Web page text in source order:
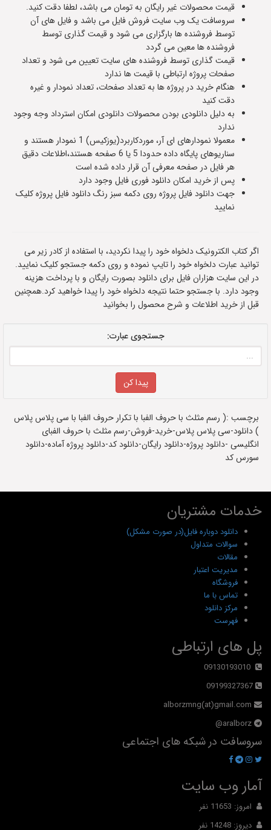
قیمت محصولات غیر رایگان به تومان می باشد، لطفا دقت کنید.
سروسافت یک وب سایت فروش فایل می باشد و فایل های آن
توسط فروشنده ها بارگزاری می شود و قیمت گذاری توسط
فروشنده ها معین می گردد
قیمت گذاری توسط فروشنده های سایت تعیین می شود و تعداد
صفحات پروژه ارتباطی با قیمت ها ندارد
هنگام خرید در پروژه ها به تعداد صفحات، تعداد نمودار و غیره
دقت کنید
به دلیل دانلودی بودن محصولات دانلودی امکان استرداد وجه وجود
ندارد
معمولا نمودارهای ای آر، موردکاربرد(یوزکیس) 1 نمودار هستند و
سناریوهای پایگاه داده حدودا 5 یا 6 صفحه هستند،اطلاعات دقیق
هر فایل در صفحه معرفی آن قرار داده شده است
پس از خرید امکان دانلود فوری فایل وجود دارد
جهت دانلود فایل پروژه روی دکمه سبز رنگ دانلود فایل پروژه کلیک
نمایید
اگر کتاب الکترونیک دلخواه خود را پیدا نکردید، با استفاده از کادر زیر می
توانید عبارت دلخواه خود را تایپ نموده و روی دکمه جستجو کلیک نمایید.
در این سایت هزاران فایل برای دانلود بصورت رایگان و با پرداخت هزینه
وجود دارد. با جستجو حتما نتیجه دلخواه خود را پیدا خواهید کرد.همچنین
قبل از خرید اطلاعات و شرح محصول را بخوانید
جستجوی عبارت:
برچسب :( رسم مثلث با حروف الفبا با تکرار حروف الفبا با سی پلاس پلاس
) دانلود-سی پلاس پلاس-خرید-فروش-رسم مثلث با حروف الفبای
انگلیسی -دانلود پروژه-دانلود رایگان-دانلود کد-دانلود پروژه آماده-دانلود
سورس کد
خدمات مشتریان
دانلود دوباره فایل(در صورت مشکل)
سوالات متداول
مقالات
مدیریت اعتبار
فروشگاه
تماس با ما
مرکز دانلود
فهرست
پل های ارتباطی
09130193010
09199327367
alborzmng(at)gmail.com
aralborz@
سروسافت در شبکه های اجتماعی
آمار وب سایت
امروز: 11653 نفر
دیروز: 14248 نفر